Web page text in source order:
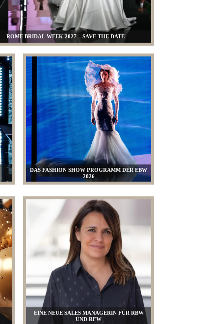
ROME BRIDAL WEEK 2027 – SAVE THE DATE
DAS FASHION SHOW PROGRAMM DER EBW
2026
EINE NEUE SALES MANAGERIN FÜR RBW
UND RFW